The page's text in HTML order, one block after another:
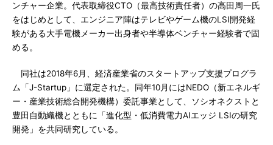
ンチャー企業。代表取締役CTO（最高技術責任者）の高田周一氏
をはじめとして、エンジニア陣はテレビやゲーム機のLSI開発経
験がある大手電機メーカー出身者や半導体ベンチャー経験者で固
める。
同社は2018年6月、経済産業省のスタートアップ支援プログラ
ム「J-Startup」に選定された。同年10月にはNEDO（新エネルギ
ー・産業技術総合開発機構）委託事業として、ソシオネクストと
豊田自動織機とともに「進化型・低消費電⼒AIエッジ LSIの研究
開発」を共同研究している。